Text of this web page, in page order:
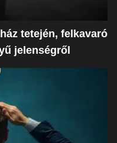
tetején, felkavaró
jelenségről